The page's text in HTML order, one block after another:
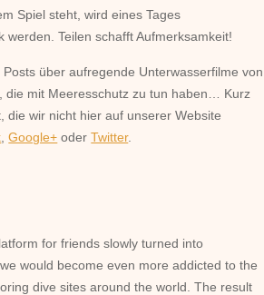
Spiel steht, wird eines Tages
Teilen schafft Aufmerksamkeit!
über aufregende Unterwasserfilme von
die mit Meeresschutz zu tun haben… Kurz
die wir nicht hier auf unserer Website
,Google+ oderTwitter.
for friends slowly turned into
would become even more addicted to the
dive sites around the world. The result